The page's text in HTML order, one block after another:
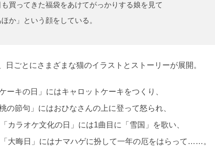
買ってきた福袋をあけてがっかりする娘を見て
ほか」という顔をしている。
日ごとにさまざまな猫のイラストとストーリーが展開。
ーキの日」にはキャロットケーキをつくり、
の節句」にはおひなさんの上に登って怒られ、
カラオケ文化の日」には1曲目に「雪国」を歌い、
大晦日」にはナマハゲに扮して一年の厄をはらって……。